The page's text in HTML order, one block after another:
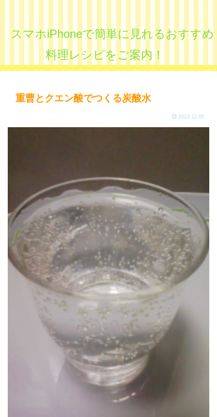
スマホiPhoneで簡単に見れるおすすめ
料理レシピをご案内！
重曹とクエン酸でつくる炭酸水
2023.12.05